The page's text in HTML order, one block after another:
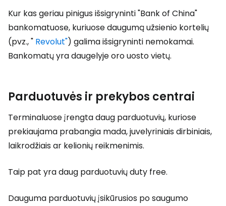
Kur kas geriau pinigus išsigryninti "Bank of China"
bankomatuose, kuriuose daugumą užsienio kortelių
(pvz., " Revolut") galima išsigryninti nemokamai.
Bankomatų yra daugelyje oro uosto vietų.
Parduotuvės ir prekybos centrai
Terminaluose įrengta daug parduotuvių, kuriose
prekiaujama prabangia mada, juvelyriniais dirbiniais,
laikrodžiais ar kelionių reikmenimis.
Taip pat yra daug parduotuviųduty free.
Dauguma parduotuvių įsikūrusios po saugumo